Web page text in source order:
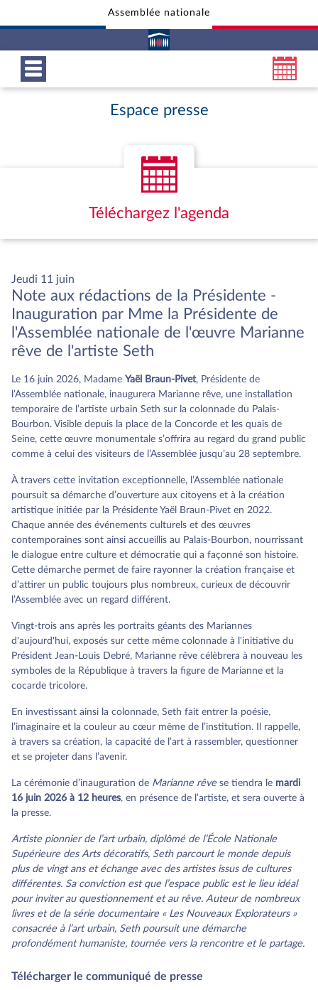
Aller en bas de la pageAssemblée nationale
Espace presse
Téléchargez l'agenda
Jeudi 11 juin
Note aux rédactions de la Présidente -
Inauguration par Mme la Présidente de
l'Assemblée nationale de l'œuvre Marianne
rêve de l'artiste Seth
Le 16 juin 2026, Madame Yaël Braun-Pivet, Présidente de
l’Assemblée nationale, inaugurera Marianne rêve, une installation
temporaire de l’artiste urbain Seth sur la colonnade du Palais-
Bourbon. Visible depuis la place de la Concorde et les quais de
Seine, cette œuvre monumentale s’offrira au regard du grand public
comme à celui des visiteurs de l’Assemblée jusqu’au 28 septembre.
À travers cette invitation exceptionnelle, l’Assemblée nationale
poursuit sa démarche d’ouverture aux citoyens et à la création
artistique initiée par la Présidente Yaël Braun-Pivet en 2022.
Chaque année des événements culturels et des œuvres
contemporaines sont ainsi accueillis au Palais-Bourbon, nourrissant
le dialogue entre culture et démocratie qui a façonné son histoire.
Cette démarche permet de faire rayonner la création française et
d’attirer un public toujours plus nombreux, curieux de découvrir
l’Assemblée avec un regard différent.
Vingt-trois ans après les portraits géants des Mariannes
d'aujourd'hui, exposés sur cette même colonnade à l'initiative du
Président Jean-Louis Debré, Marianne rêve célèbrera à nouveau les
symboles de la République à travers la figure de Marianne et la
cocarde tricolore.
En investissant ainsi la colonnade, Seth fait entrer la poésie,
l’imaginaire et la couleur au cœur même de l’institution. Il rappelle,
à travers sa création, la capacité de l’art à rassembler, questionner
et se projeter dans l’avenir.
La cérémonie d’inauguration de Marianne rêvese tiendra le mardi
16 juin 2026 à 12 heures, en présence de l’artiste, et sera ouverte à
la presse.
Artiste pionnier de l’art urbain, diplômé de l’École Nationale
Supérieure des Arts décoratifs, Seth parcourt le monde depuis
plus de vingt ans et échange avec des artistes issus de cultures
différentes. Sa conviction est que l’espace public est le lieu idéal
pour inviter au questionnement et au rêve. Auteur de nombreux
livres et de la série documentaire « Les Nouveaux Explorateurs »
consacrée à l’art urbain, Seth poursuit une démarche
profondément humaniste, tournée vers la rencontre et le partage.
Télécharger le communiqué de presse